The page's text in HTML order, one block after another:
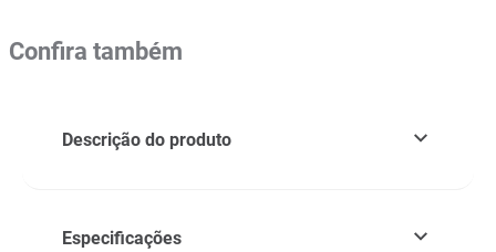
Confira também
Descrição do produto
Especificações